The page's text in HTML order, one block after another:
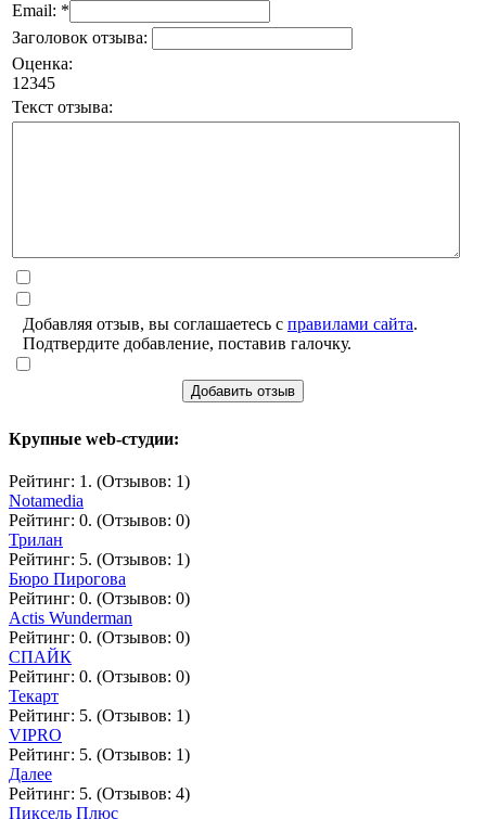
Email: *
Заголовок отзыва:
Оценка:
1 2345
Текст отзыва:
Добавляя отзыв, вы соглашаетесь с правилами сайта.
Подтвердите добавление, поставив галочку.
Добавить отзыв
Крупные web-студии:
Рейтинг: 1. (Отзывов: 1)
Notamedia
Рейтинг: 0. (Отзывов: 0)
Трилан
Рейтинг: 5. (Отзывов: 1)
Бюро Пирогова
Рейтинг: 0. (Отзывов: 0)
Actis Wunderman
Рейтинг: 0. (Отзывов: 0)
СПАЙК
Рейтинг: 0. (Отзывов: 0)
Текарт
Рейтинг: 5. (Отзывов: 1)
VIPRO
Рейтинг: 5. (Отзывов: 1)
Далее
Рейтинг: 5. (Отзывов: 4)
Пиксель Плюс